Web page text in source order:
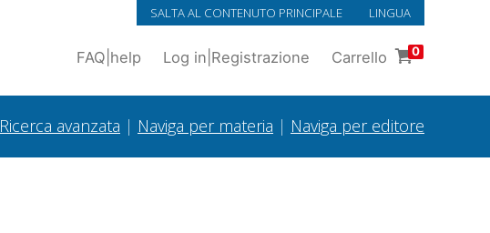
SALTA AL CONTENUTO PRINCIPALE LINGUA
FAQ help Log in Registrazione Carrello 0
Ricerca avanzata | Naviga per materia | Naviga per editore